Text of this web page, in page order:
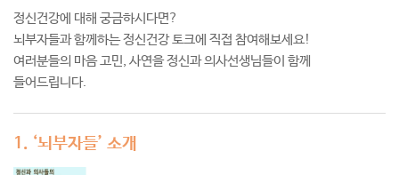
정신건강에 대해 궁금하시다면?
뇌부자들과 함께하는 정신건강 토크에 직접 참여해보세요!
여러분들의 마음 고민, 사연을 정신과 의사선생님들이 함께
들어드립니다.
1. ‘뇌부자들’ 소개